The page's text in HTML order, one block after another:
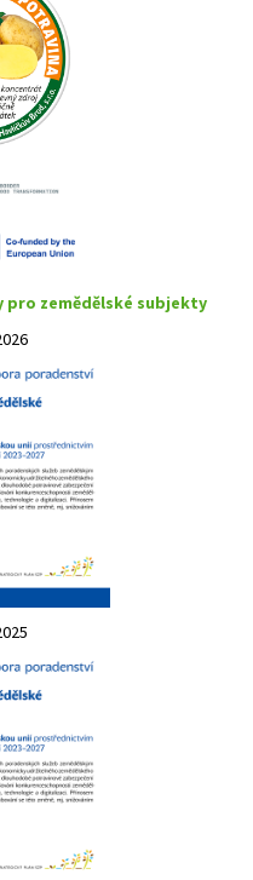
pro zemědělské subjekty